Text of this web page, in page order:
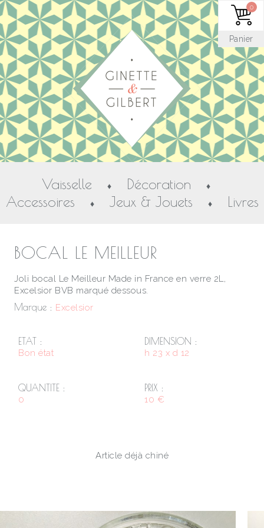
Vaisselle ♦ Décoration ♦
Accessoires ♦ Jeux & Jouets ♦ Livres
BOCAL LE MEILLEUR
Joli bocal Le Meilleur Made in France en verre 2L,
Excelsior BVB marqué dessous.
Marque : Excelsior
ETAT :
Bon état
DIMENSION :
h 23 x d 12
QUANTITE :
0
PRIX :
10 €
Article déjà chiné
Panier
0